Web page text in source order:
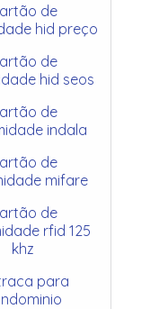
de
hid preço
de
hid seos
de
indala
de
mifare
de
rfid 125
khz
para